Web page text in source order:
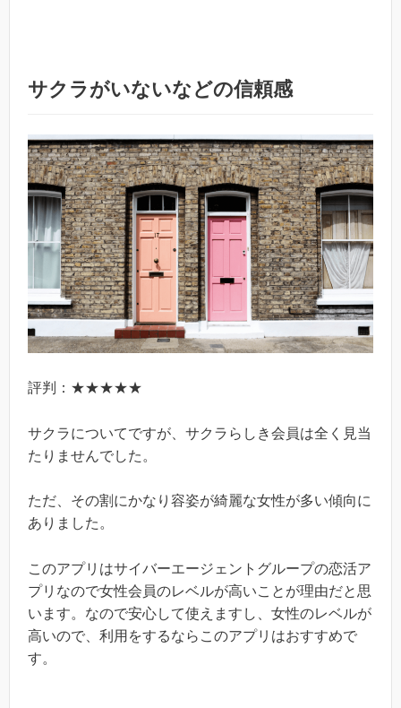
サクラがいないなどの信頼感
評判：★★★★★
サクラについてですが、サクラらしき会員は全く見当
たりませんでした。
ただ、その割にかなり容姿が綺麗な女性が多い傾向に
ありました。
このアプリはサイバーエージェントグループの恋活ア
プリなので女性会員のレベルが高いことが理由だと思
います。なので安心して使えますし、女性のレベルが
高いので、利用をするならこのアプリはおすすめで
す。